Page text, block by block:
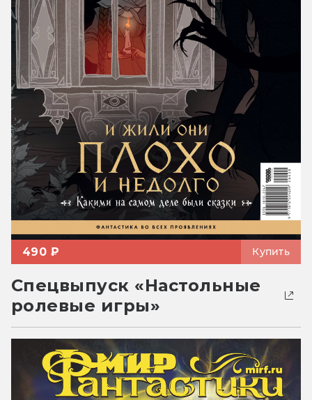
490 ₽ Купить
Спецвыпуск «Настольные
ролевые игры»